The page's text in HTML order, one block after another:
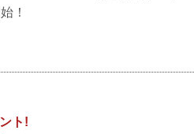
！
ト!